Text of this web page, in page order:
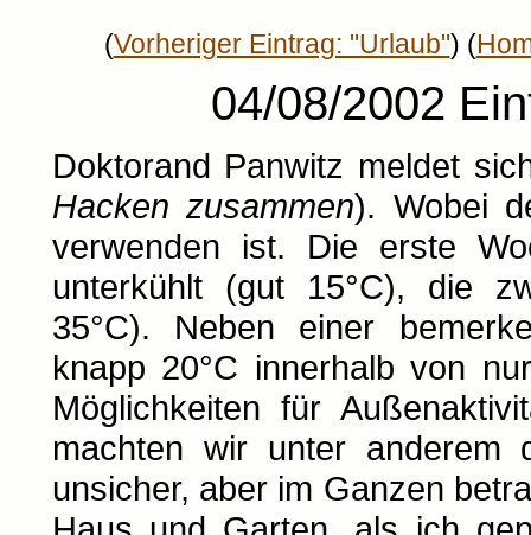
(Vorheriger Eintrag: "Urlaub") (
04/08/2002
Doktorand Panwitz meldet
Hacken zusammen). Wobei
verwenden ist. Die erste
unterkühlt (gut 15°C), die
35°C). Neben einer
knapp 20°C innerhalb von
Möglichkeiten für
machten wir unter anderem
unsicher, aber im Ganzen